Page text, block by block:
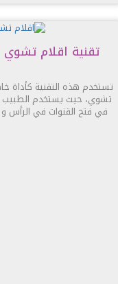
تقنية اقلام تشوي
تستخدم هذه التقنية كأداة
تشوي، حيث يستخدم
في فتح القنوات في الرأس و